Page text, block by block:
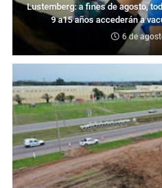
Lustemberg: a fines de agosto,
9 a15 años accederán a
6 de